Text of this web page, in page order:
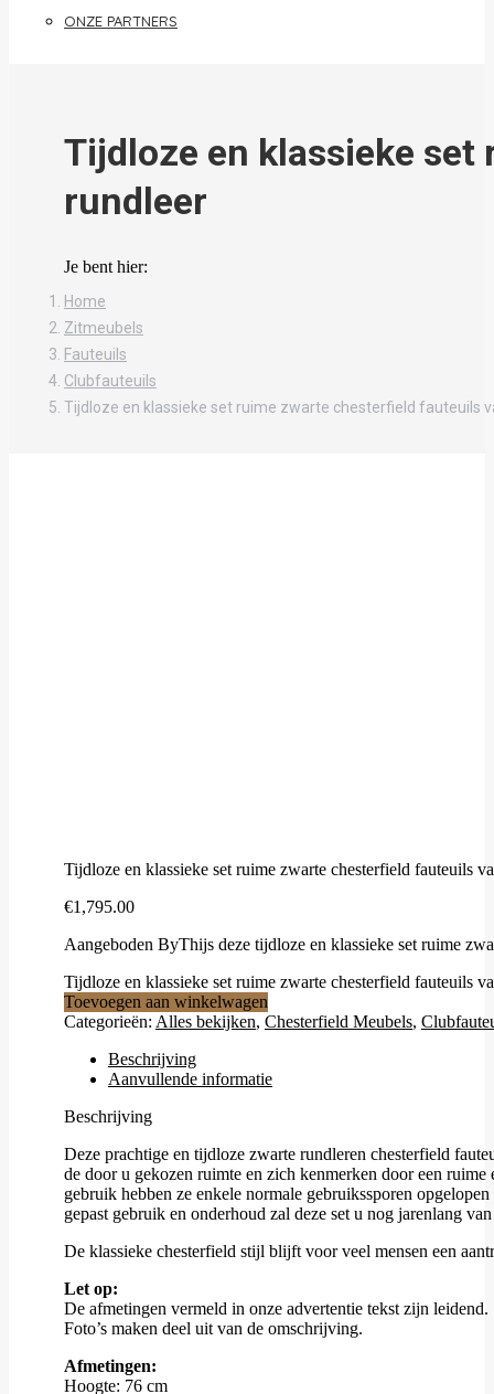
ONZE PARTNERS
Tijdloze en klassieke
rundleer
Je bent hier:
Home
Zitmeubels
Fauteuils
Clubfauteuils
Tijdloze en klassieke set ruime zwarte chesterfield fauteuils
Tijdloze en klassieke set ruime zwarte chesterfield fauteuils
€1,795.00
Aangeboden ByThijs deze tijdloze en klassieke set ruime
Tijdloze en klassieke set ruime zwarte chesterfield fauteuils
Toevoegen aan winkelwagen
Categorieën: Alles bekijken, Chesterfield Meubels,
Beschrijving
Aanvullende informatie
Beschrijving
Deze prachtige en tijdloze zwarte rundleren chesterfield
de door u gekozen ruimte en zich kenmerken door een
gebruik hebben ze enkele normale gebruikssporen
gepast gebruik en onderhoud zal deze set u nog jarenlang
De klassieke chesterfield stijl blijft voor veel mensen een
Let op:
De afmetingen vermeld in onze advertentie tekst zijn leidend.
Foto’s maken deel uit van de omschrijving.
Afmetingen:
Hoogte: 76 cm